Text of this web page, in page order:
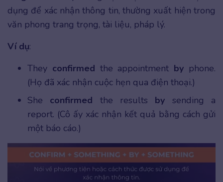
dụng để xác nhận thông tin, thường xuất hiện trong
văn phong trang trọng, tài liệu, pháp lý.
Ví dụ:
They confirmed the appointment by phone.
(Họ đã xác nhận cuộc hẹn qua điện thoại.)
She confirmed the results by sending a
report. (Cô ấy xác nhận kết quả bằng cách gửi
một báo cáo.)